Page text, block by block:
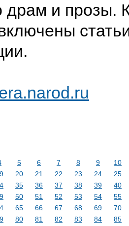
драм и прозы.
5 6 7 8 9
10
20 21 22 23 24
25
35 36 37 38 39
40
50 51 52 53 54
55
65 66 67 68 69
70
80 81 82 83 84
85